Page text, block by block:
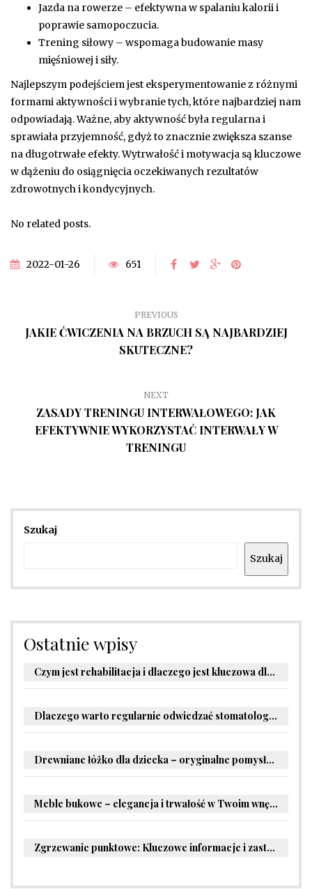
Jazda na rowerze – efektywna w spalaniu kalorii i
poprawie samopoczucia.
Trening siłowy – wspomaga budowanie masy
mięśniowej i siły.
Najlepszym podejściem jest eksperymentowanie z różnymi
formami aktywności i wybranie tych, które najbardziej nam
odpowiadają. Ważne, aby aktywność była regularna i
sprawiała przyjemność, gdyż to znacznie zwiększa szanse
na długotrwałe efekty. Wytrwałość i motywacja są kluczowe
w dążeniu do osiągnięcia oczekiwanych rezultatów
zdrowotnych i kondycyjnych.
No related posts.
2022-01-26 651
PREVIOUS
JAKIE ĆWICZENIA NA BRZUCH SĄ NAJBARDZIEJ
SKUTECZNE?
NEXT
ZASADY TRENINGU INTERWAŁOWEGO: JAK
EFEKTYWNIE WYKORZYSTAĆ INTERWAŁY W
TRENINGU
Szukaj
Szukaj
Ostatnie wpisy
Czym jest rehabilitacja i dlaczego jest kluczowa dla powrotu do zdrowia?
Dlaczego warto regularnie odwiedzać stomatologa?
Drewniane łóżko dla dziecka – oryginalne pomysły na aranżację pokoju malucha
Meble bukowe – elegancja i trwałość w Twoim wnętrzu
Zgrzewanie punktowe: Kluczowe informacje i zastosowania w przemyśle